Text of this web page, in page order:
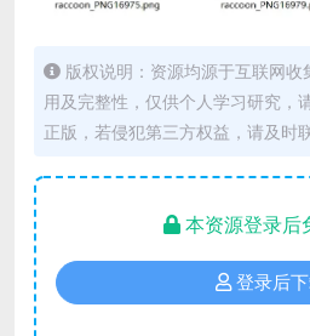
版权说明：资源均源于互联网
用及完整性，仅供个人学习研究，
正版，若侵犯第三方权益，请及时
本资源登录后
登录后